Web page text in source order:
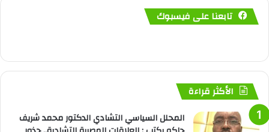
تابعنا على فيسبوك
الأكثر قراءة
المحلل السياسي التشادي الدكتور محمد شريف